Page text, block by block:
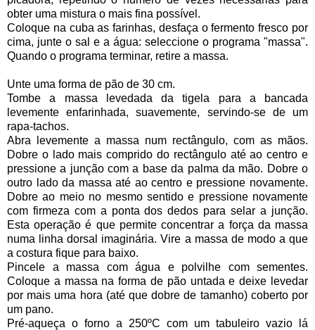
obter uma mistura o mais fina possível.
Coloque na cuba as farinhas, desfaça o fermento fresco por
cima, junte o sal e a água: seleccione o programa "massa".
Quando o programa terminar, retire a massa.
Unte uma forma de pão de 30 cm.
Tombe a massa levedada da tigela para a bancada
levemente enfarinhada, suavemente, servindo-se de um
rapa-tachos.
Abra levemente a massa num rectângulo, com as mãos.
Dobre o lado mais comprido do rectângulo até ao centro e
pressione a junção com a base da palma da mão. Dobre o
outro lado da massa até ao centro e pressione novamente.
Dobre ao meio no mesmo sentido e pressione novamente
com firmeza com a ponta dos dedos para selar a junção.
Esta operação é que permite concentrar a força da massa
numa linha dorsal imaginária. Vire a massa de modo a que
a costura fique para baixo.
Pincele a massa com água e polvilhe com sementes.
Coloque a massa na forma de pão untada e deixe levedar
por mais uma hora (até que dobre de tamanho) coberto por
um pano.
Pré-aqueça o forno a 250ºC com um tabuleiro vazio lá